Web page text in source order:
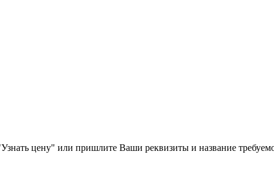
цену" или пришлите Ваши реквизиты и название